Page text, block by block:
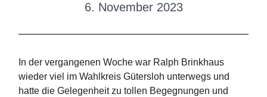
6. November 2023
In der vergangenen Woche war Ralph Brinkhaus
wieder viel im Wahlkreis Gütersloh unterwegs und
hatte die Gelegenheit zu tollen Begegnungen und